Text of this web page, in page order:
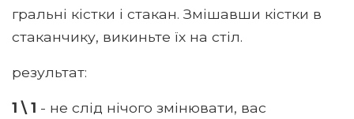
гральні кістки і стакан. Змішавши кістки в
стаканчику, викиньте їх на стіл.
результат:
1 \ 1 - не слід нічого змінювати, вас